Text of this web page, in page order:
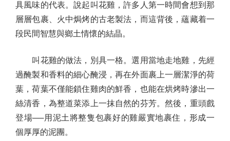
具風味的代表。說起叫花雞，許多人第一時間會想到那
層層包裹、火中焗烤的古老製法，而這背後，蘊藏着一
段民間智慧與鄉土情懷的結晶。
叫花雞的做法，別具一格。選用當地走地雞，先經
過醃製和香料的細心醃浸，再在外面裹上一層潔淨的荷
葉，荷葉不僅能鎖住雞肉的鮮香，也能在烘烤時滲出一
絲清香，為整道菜添上一抹自然的芬芳。然後，重頭戲
登場──用泥土將整隻包裹好的雞嚴實地裹住，形成一
個厚厚的泥團。